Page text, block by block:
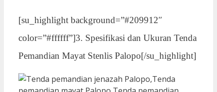
[su_highlight background=”#209912″
color=”#ffffff”]3. Spesifikasi dan Ukuran Tenda
Pemandian Mayat Stenlis Palopo[/su_highlight]